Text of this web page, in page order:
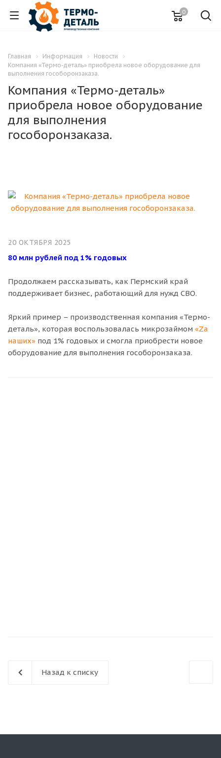
0
Главная Информация
Новости
Компания «Термо-деталь» приобрела новое оборудование для
выполнения гособоронзаказа.
Компания «Термо-деталь»
приобрела новое оборудование
для выполнения
гособоронзаказа.
20 ОКТЯБРЯ 2025
80 млн рублей под 1% годовых
Продолжаем рассказывать, как Пермский край
поддерживает бизнес, работающий для нужд СВО.
Яркий пример – производственная компания «Термо-
деталь», которая воспользовалась микрозаймом «Za
наших» под 1% годовых и смогла приобрести новое
оборудование для выполнения гособоронзаказа.
Назад к списку